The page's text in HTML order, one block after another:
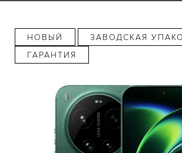
НОВЫЙ
ЗАВОДСКАЯ
ГАРАНТИЯ